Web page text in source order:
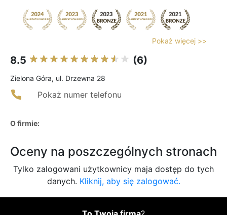
Pokaż więcej >>
8.5 (6)
Zielona Góra, ul. Drzewna 28
Pokaż numer telefonu
O firmie:
Oceny na poszczególnych stronach
Tylko zalogowani użytkownicy maja dostęp do tych
danych. Kliknij, aby się zalogować.